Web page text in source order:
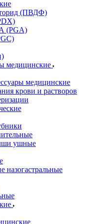
(ПВДФ)
(PGA)
медицинские
медицинские
крови и растворов
ушные
назогастральные